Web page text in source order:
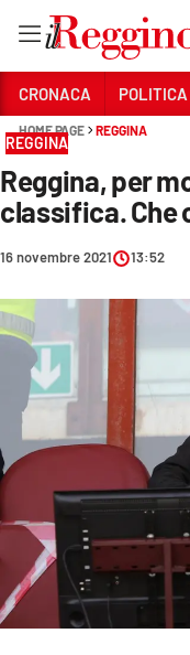
Sezioni
CRONACA
AMBIENTE
SOCIETÀ
ECONOMIA E LAVORO
EVENTI
SPORT
Streaming
CRONACA POLITICA
HOME PAGE REGGINA
REGGINA
Reggina, per
classifica. Che
16 novembre 2021 13:52